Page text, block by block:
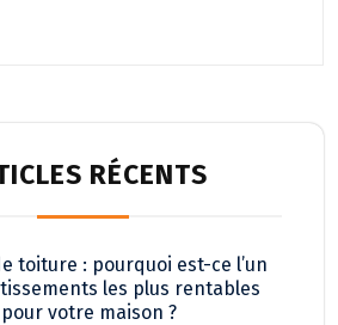
RÉCENTS
toiture : pourquoi est-ce l’un
les plus rentables
pour votre maison ?